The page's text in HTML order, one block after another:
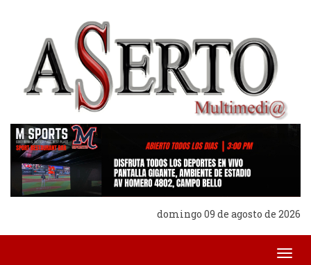
domingo 09 de agosto de 2026